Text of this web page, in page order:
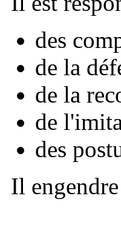
des
de la
de la
de
des
Il